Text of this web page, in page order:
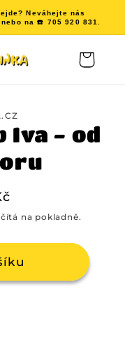
Neváhejte nás
na ☎️ 705 920 831.
Košík
Iva - od
na pokladně.